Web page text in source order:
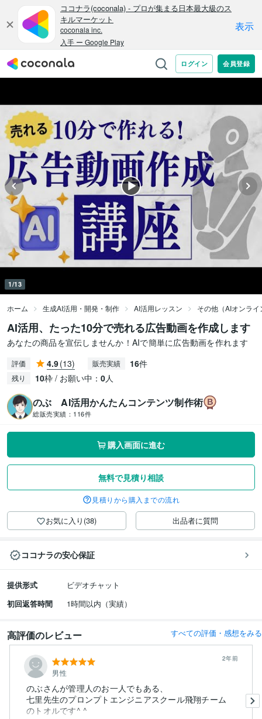
1/13
ホーム 生成AI活用・開発・制作 AI活用レッスン その他（AIオンラ
AI活用、たった10分で売れる広告動画を作成します
あなたの商品を宣伝しませんか！AIで簡単に広告動画を作れます
評価 4.9(13) 販売実績 16件
残り 10枠 / お願い中： 0人
のぶ AI活用かんたんコンテンツ制作術
総販売実績： 116件
購入画面に進む
無料で見積り相談
見積りから購入までの流れ
お気に入り(38) 出品者に質問
ココナラの安心保証
提供形式
ビデオチャット
初回返答時間
1時間以内（実績）
高評価のレビュー すべての評価・感想をみる
男性
2年前
のぶさんが管理人のお一人でもある、
七里先生のプロンプトエンジニアスクール飛翔チーム
のトオルです^ ^